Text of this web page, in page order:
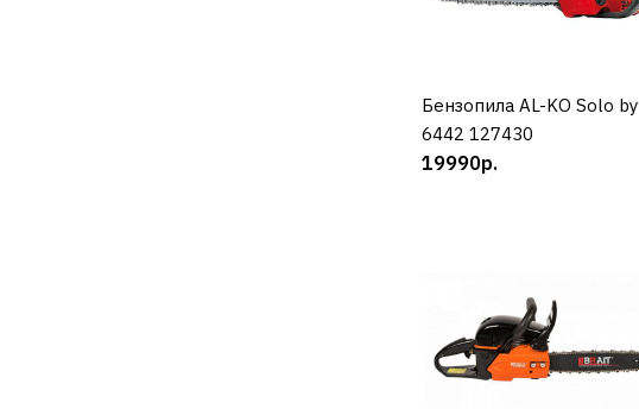
КУПИТЬ
Бензопила AL-KO Solo by
6442 127430
19990р.